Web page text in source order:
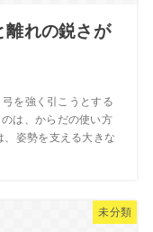
離れの鋭さが
を強く引こうとする
は、からだの使い方
、姿勢を支える大きな
未分類